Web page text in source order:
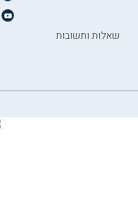
שאלות ותשובות